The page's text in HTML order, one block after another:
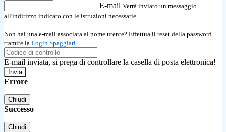
E-mail Verrà inviato un messaggio
all'indirizzo indicato con le istruzioni necessarie.
Non hai una e-mail associata al nome utente? Effettua il reset della password
tramite la Login Spaggiari
E-mail inviata, si prega di controllare la casella di posta elettronica!
Errore
Chiudi
Successo
Chiudi